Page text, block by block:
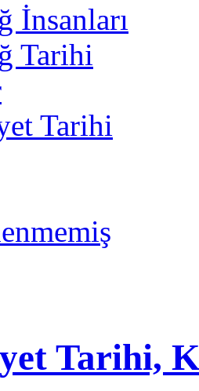
İnsanları
Tarihi
Tarihi
Tarihi,